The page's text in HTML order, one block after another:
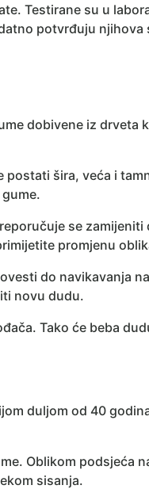
Testirane su u
potvrđuju
dobivene iz drveta
postati šira, veća i
se
promjenu
do navikavanja
novu dudu.
Tako će beba
duljom od 40
Oblikom podsjeća
sisanja.